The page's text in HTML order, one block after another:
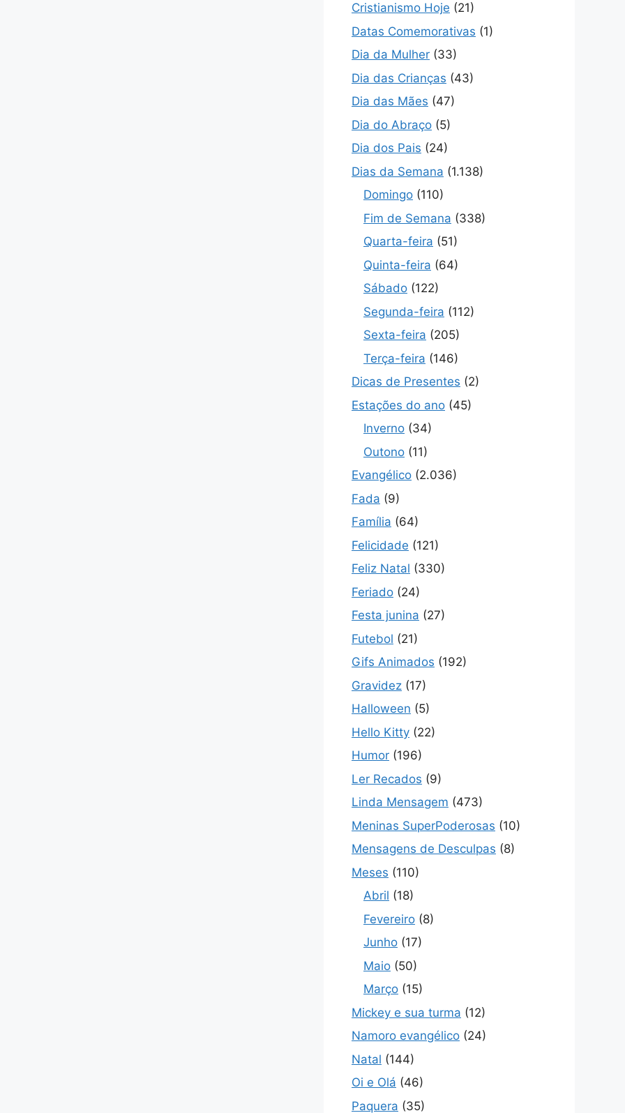
Cristianismo Hoje (21)
Datas Comemorativas (1)
Dia da Mulher (33)
Dia das Crianças (43)
Dia das Mães (47)
Dia do Abraço (5)
Dia dos Pais (24)
Dias da Semana (1.138)
Domingo (110)
Fim de Semana (338)
Quarta-feira (51)
Quinta-feira (64)
Sábado (122)
Segunda-feira (112)
Sexta-feira (205)
Terça-feira (146)
Dicas de Presentes (2)
Estações do ano (45)
Inverno (34)
Outono (11)
Evangélico (2.036)
Fada (9)
Família (64)
Felicidade (121)
Feliz Natal (330)
Feriado (24)
Festa junina (27)
Futebol (21)
Gifs Animados (192)
Gravidez (17)
Halloween (5)
Hello Kitty (22)
Humor (196)
Ler Recados (9)
Linda Mensagem (473)
Meninas SuperPoderosas (10)
Mensagens de Desculpas (8)
Meses (110)
Abril (18)
Fevereiro (8)
Junho (17)
Maio (50)
Março (15)
Mickey e sua turma (12)
Namoro evangélico (24)
Natal (144)
Oi e Olá (46)
Paquera (35)